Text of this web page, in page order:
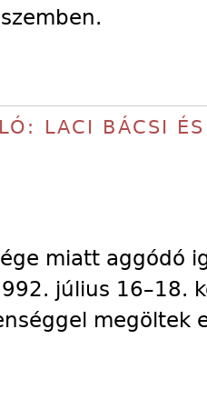
LACI BÁCSI
miatt aggódó
július 16–18.
megöltek